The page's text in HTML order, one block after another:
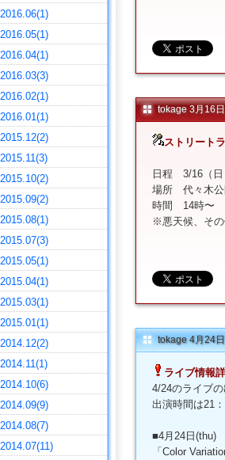
tokage 3月16
ストリート
日程 3/16（日
場所 代々木公
時間 14時〜
※悪天候、そ
tokage 4月24
ライブ情報
4/24のライブ
出演時間は21
■4月24日(thu)
「Color
2016.06(1)
2016.05(1)
2016.04(1)
2016.03(3)
2016.02(1)
2016.01(1)
2015.12(2)
2015.11(3)
2015.10(2)
2015.09(2)
2015.08(1)
2015.07(3)
2015.05(1)
2015.04(1)
2015.03(1)
2015.01(1)
2014.12(2)
2014.11(1)
2014.10(6)
2014.09(9)
2014.08(7)
2014.07(11)